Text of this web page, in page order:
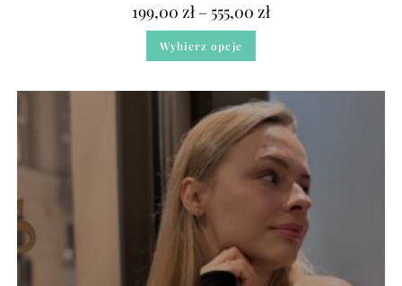
199,00 zł – 555,00 zł
Wybierz opcje